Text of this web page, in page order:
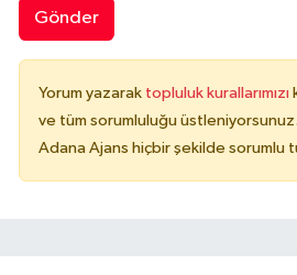
Gönder
Yorum yazarak topluluk kurallarımızı
ve tüm sorumluluğu
Adana Ajans hiçbir şekilde sorumlu